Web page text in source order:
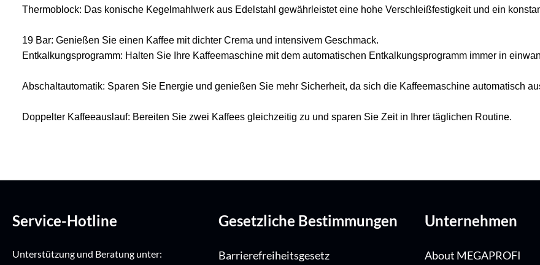
Thermoblock: Das konische Kegelmahlwerk aus Edelstahl gewährleistet eine hohe Verschleißfestigkeit und ein
19 Bar: Genießen Sie einen Kaffee mit dichter Crema und intensivem Geschmack.
Entkalkungsprogramm: Halten Sie Ihre Kaffeemaschine mit dem automatischen Entkalkungsprogramm immer in
Abschaltautomatik: Sparen Sie Energie und genießen Sie mehr Sicherheit, da sich die Kaffeemaschine automatisch
Doppelter Kaffeeauslauf: Bereiten Sie zwei Kaffees gleichzeitig zu und sparen Sie Zeit in Ihrer täglichen Routine.
Service-Hotline
Unterstützung und Beratung unter:
Gesetzliche Bestimmungen
Barrierefreiheitsgesetz
Unternehmen
About MEGAPROFI